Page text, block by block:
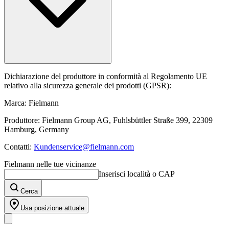
Dichiarazione del produttore in conformità al Regolamento UE
relativo alla sicurezza generale dei prodotti (GPSR):
Marca: Fielmann
Produttore: Fielmann Group AG, Fuhlsbüttler Straße 399, 22309
Hamburg, Germany
Contatti: Kundenservice@fielmann.com
Fielmann nelle tue vicinanze
Inserisci località o CAP
Cerca
Usa posizione attuale